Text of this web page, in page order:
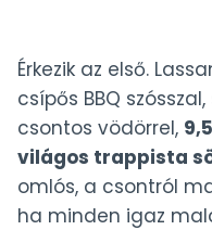
Érkezik az első.
csípős BBQ
csontos vödörrel,
világos trappista
omlós, a csontról
ha minden igaz